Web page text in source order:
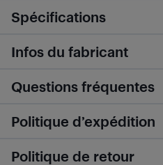
Spécifications
Infos du fabricant
Questions fréquentes
Politique d’expédition
Politique de retour